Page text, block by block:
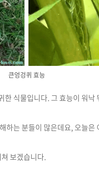
큰엉겅퀴 효능
한 식물입니다. 그 효능이 워낙
하는 분들이 많은데요, 오늘은
보겠습니다.